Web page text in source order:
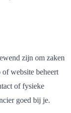
zijn om zaken
website beheert
of fysieke
goed bij je.